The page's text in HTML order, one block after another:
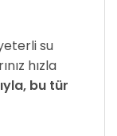
su
hızla
bu tür